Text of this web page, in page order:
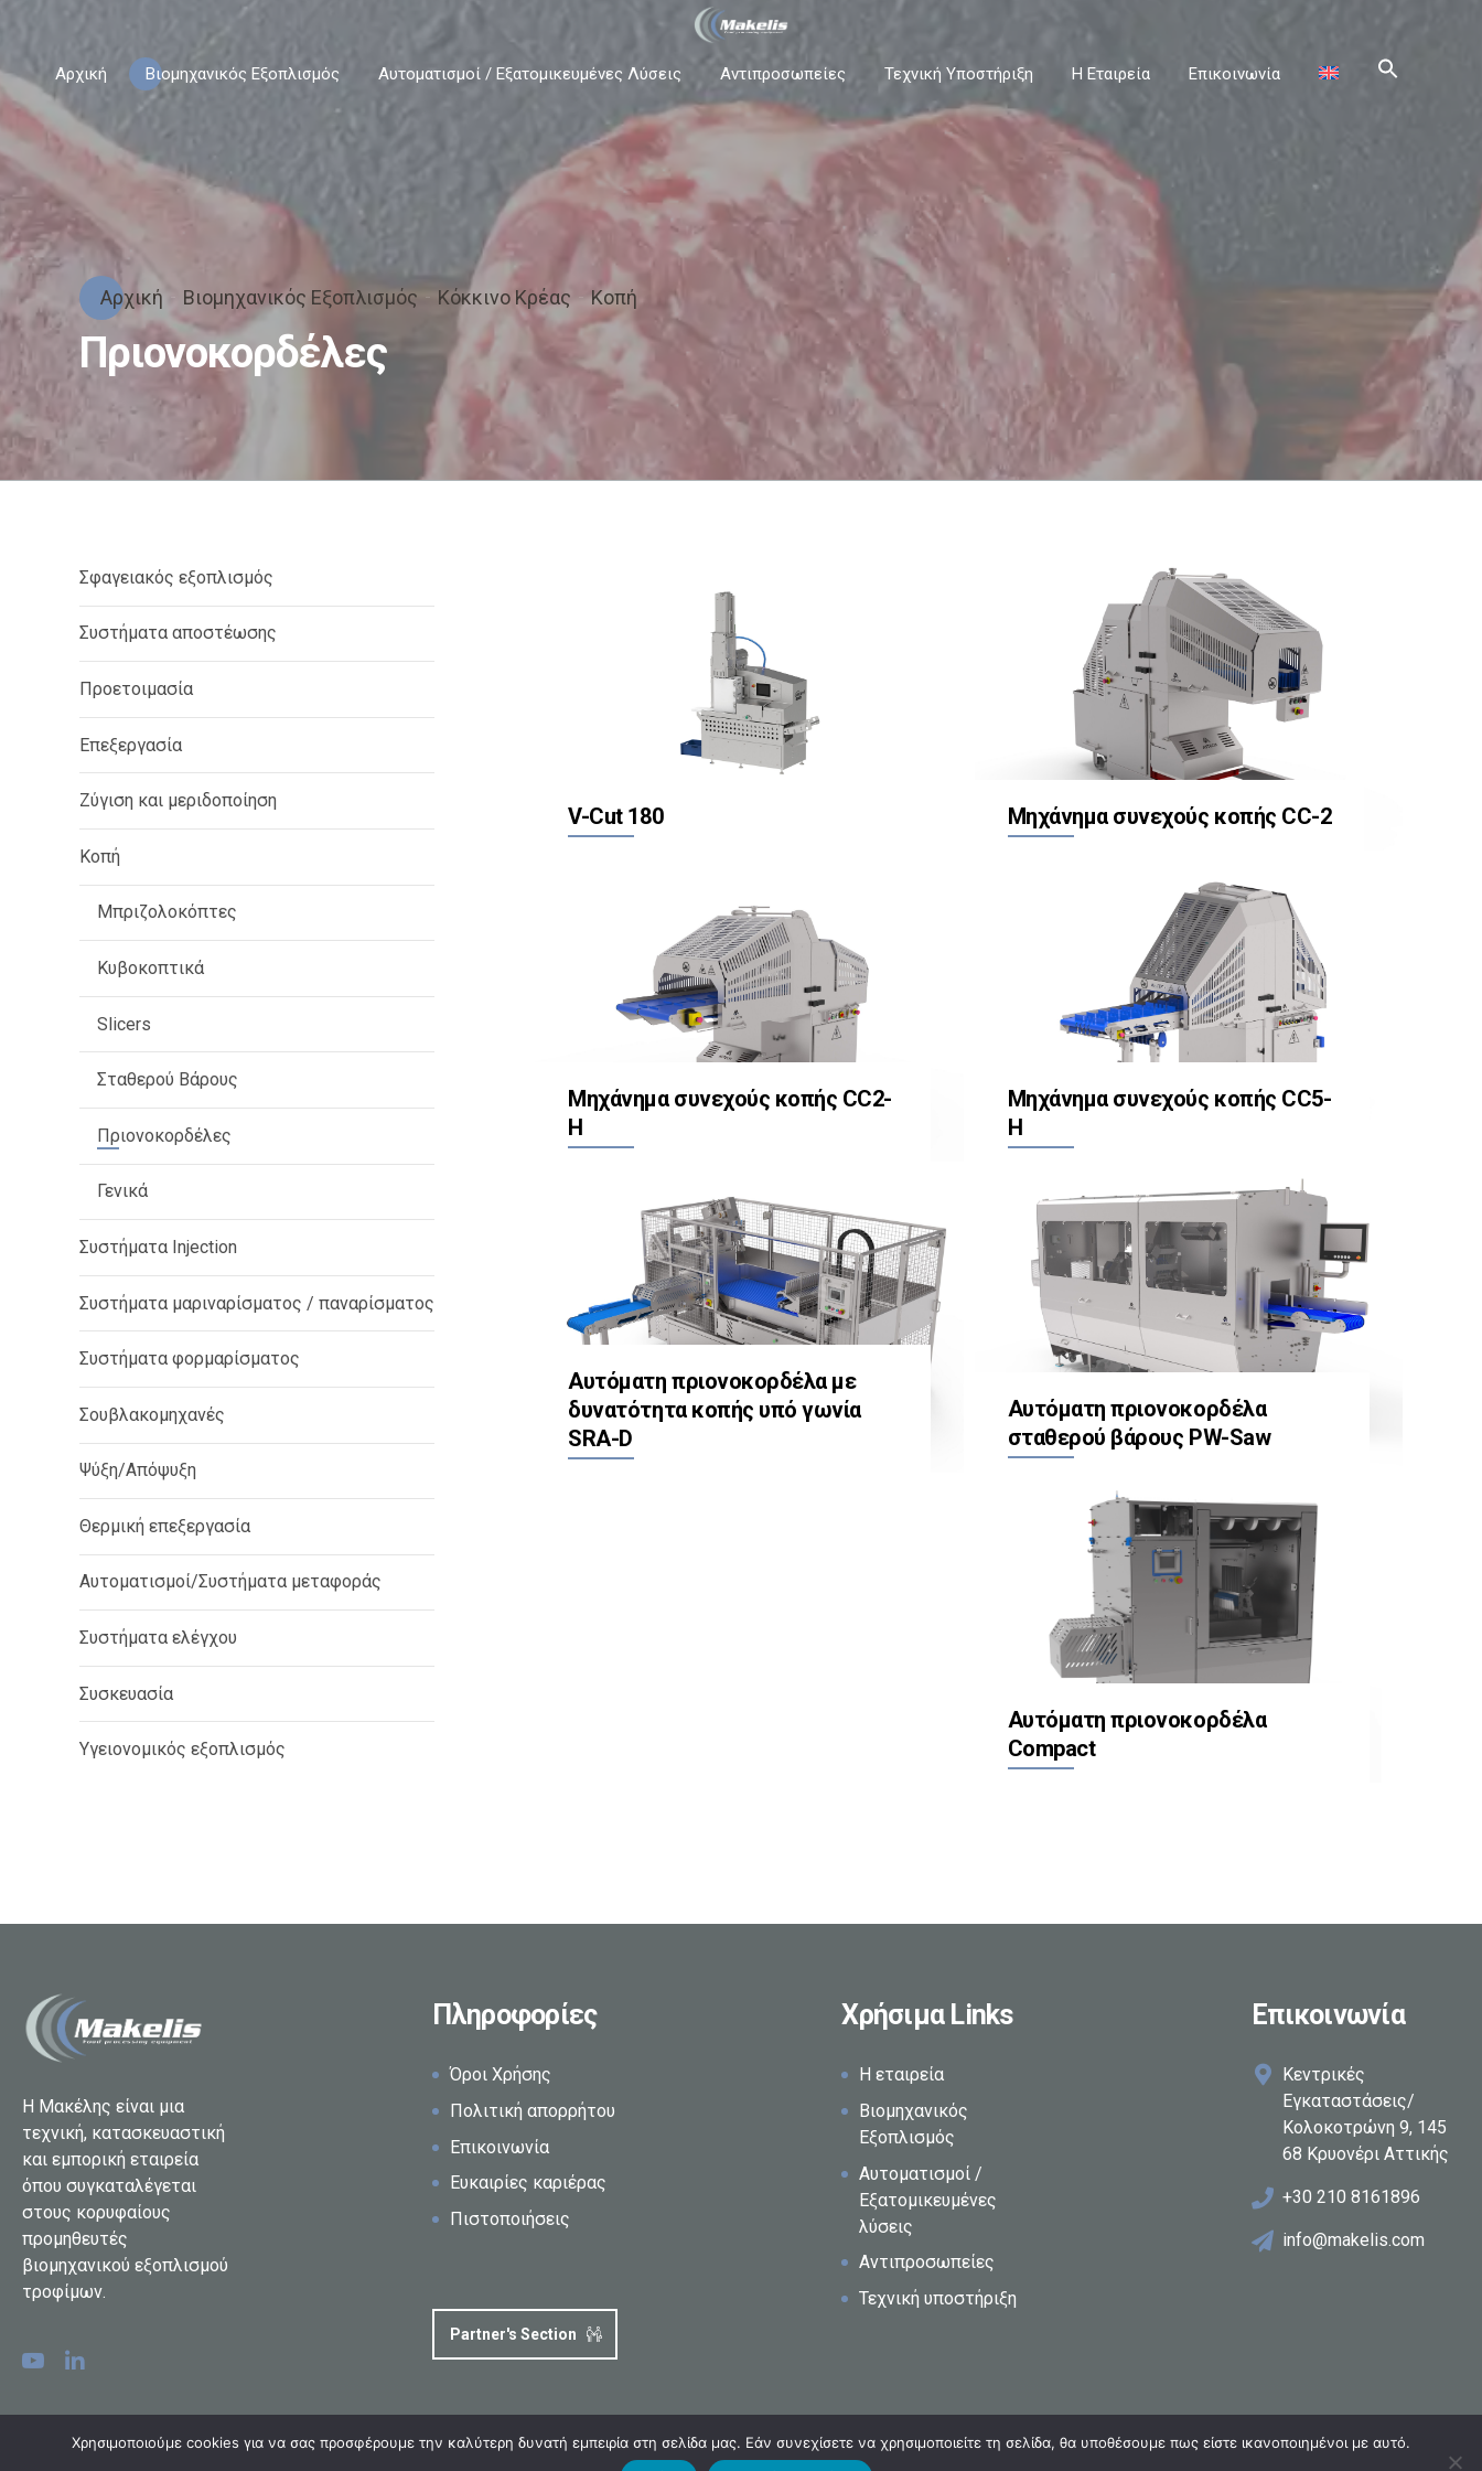
Αρχική Βιομηχανικός Εξοπλισμός Αυτοματισμοί / Εξατομικευμένες Λύσεις Αντιπροσωπείες Τεχνική Υποστήριξη Η Εταιρεία Επικοινωνία
Αρχική Βιομηχανικός Εξοπλισμός Κόκκινο Κρέας Κοπή
Πριονοκορδέλες
Σφαγειακός εξοπλισμός
Συστήματα αποστέωσης
Προετοιμασία
Επεξεργασία
Ζύγιση και μεριδοποίηση
Κοπή
Μπριζολοκόπτες
Κυβοκοπτικά
Slicers
Σταθερού Βάρους
Πριονοκορδέλες
Γενικά
Συστήματα Injection
Συστήματα μαριναρίσματος / παναρίσματος
Συστήματα φορμαρίσματος
Σουβλακομηχανές
Ψύξη/Απόψυξη
Θερμική επεξεργασία
Αυτοματισμοί/Συστήματα μεταφοράς
Συστήματα ελέγχου
Συσκευασία
Υγειονομικός εξοπλισμός
V-Cut 180 Μηχάνημα συνεχούς κοπής CC-2
Μηχάνημα συνεχούς κοπής CC2-
H
Μηχάνημα συνεχούς κοπής CC5-
H
Αυτόματη πριονοκορδέλα με
δυνατότητα κοπής υπό γωνία
SRA-D
Αυτόματη πριονοκορδέλα
σταθερού βάρους PW-Saw
Αυτόματη πριονοκορδέλα
Compact
Η Μακέλης είναι μια
τεχνική, κατασκευαστική
και εμπορική εταιρεία
όπου συγκαταλέγεται
στους κορυφαίους
προμηθευτές
βιομηχανικού εξοπλισμού
τροφίμων.
Πληροφορίες
Όροι Χρήσης
Πολιτική απορρήτου
Επικοινωνία
Ευκαιρίες καριέρας
Πιστοποιήσεις
Partner's Section
Χρήσιμα Links
Η εταιρεία
Βιομηχανικός
Εξοπλισμός
Αυτοματισμοί /
Εξατομικευμένες
λύσεις
Αντιπροσωπείες
Τεχνική υποστήριξη
Επικοινωνία
Κεντρικές
Εγκαταστάσεις/
Κολοκοτρώνη 9, 145
68 Κρυονέρι Αττικής
+30 210 8161896
info@makelis.com
Χρησιμοποιούμε cookies για να σας προσφέρουμε την καλύτερη δυνατή εμπειρία στη σελίδα μας. Εάν συνεχίσετε να χρησιμοποιείτε τη σελίδα, θα υποθέσουμε πως είστε ικανοποιημένοι με αυτό.